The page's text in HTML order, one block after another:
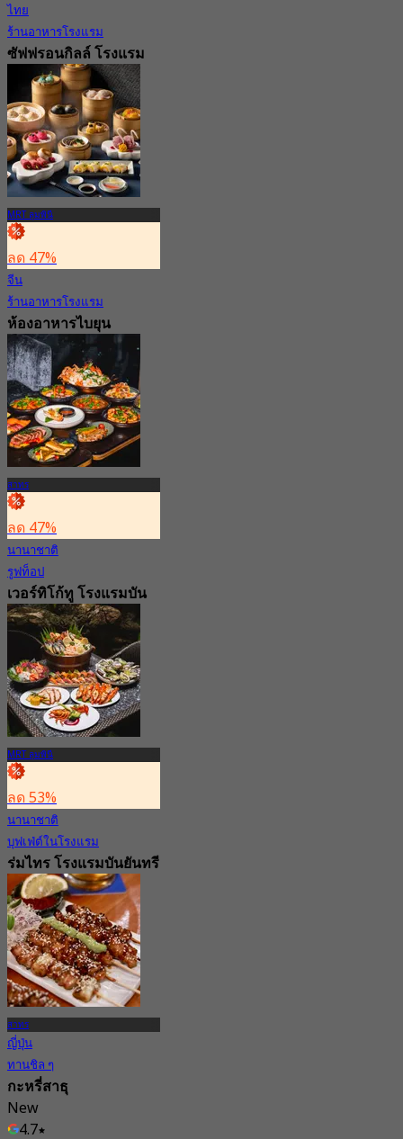
ไทย
ร้านอาหารโรงแรม
ซัฟฟรอนกิลล์ โรงแรม
บันยันทรี กรุงเทพ
5.0
251 การจอง
จาก฿ 499
MRT ลุมพินี
ลด 47%
จีน
ร้านอาหารโรงแรม
ห้องอาหารไบยุน
โรงแรมบันยันทรี
กรุงเทพ
4.6
9.1K การจอง
จาก฿ 500
สาทร
ลด 47%
นานาชาติ
รูฟท็อป
เวอร์ทิโก้ทู โรงแรมบัน
ยันทรีกรุงเทพ
4.8
28.7K การจอง
จาก฿ 799
MRT ลุมพินี
ลด 53%
นานาชาติ
บุฟเฟ่ต์ในโรงแรม
ร่มไทร โรงแรมบันยันทรี
กรุงเทพ
4.8
19.2K การจอง
จาก฿ 650
สาทร
ญี่ปุ่น
ทานชิล ๆ
กะหรี่สาธุ
New
4.7